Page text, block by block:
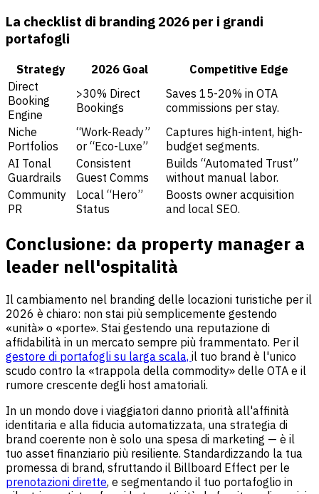
La checklist di branding 2026 per i grandi
portafogli
Strategy 2026 Goal
Competitive Edge
Direct
Booking
Engine
>30% Direct
Bookings
Saves 15-20% in OTA
commissions per stay.
Niche
Portfolios
“Work-Ready”
or “Eco-Luxe”
Captures high-intent, high-
budget segments.
AI Tonal
Guardrails
Consistent
Guest Comms
Builds “Automated Trust”
without manual labor.
Community
PR
Local “Hero”
Status
Boosts owner acquisition
and local SEO.
Conclusione: da property manager a
leader nell'ospitalità
Il cambiamento nel branding delle locazioni turistiche per il
2026 è chiaro: non stai più semplicemente gestendo
«unità» o «porte». Stai gestendo una reputazione di
affidabilità in un mercato sempre più frammentato. Per il
gestore di portafogli su larga scala, il tuo brand è l'unico
scudo contro la «trappola della commodity» delle OTA e il
rumore crescente degli host amatoriali.
In un mondo dove i viaggiatori danno priorità all'affinità
identitaria e alla fiducia automatizzata, una strategia di
brand coerente non è solo una spesa di marketing — è il
tuo asset finanziario più resiliente. Standardizzando la tua
promessa di brand, sfruttando il Billboard Effect per le
prenotazioni dirette, e segmentando il tuo portafoglio in